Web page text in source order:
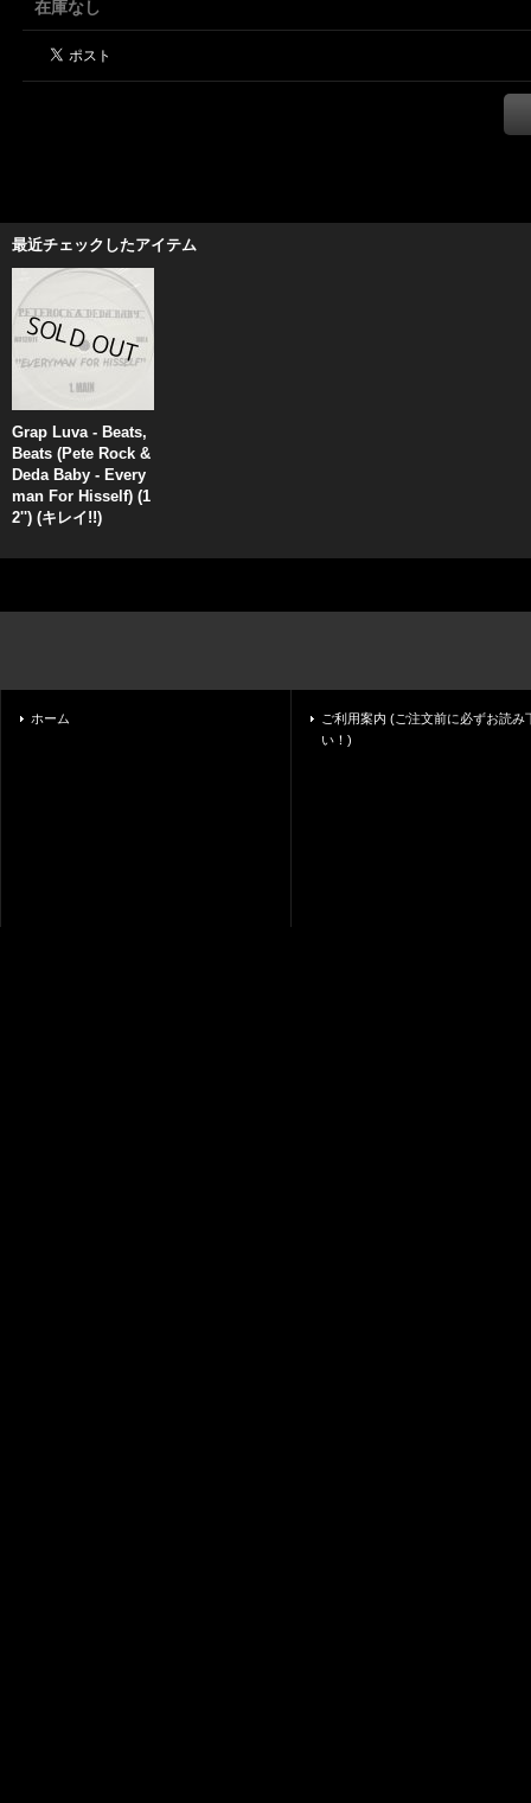
在庫なし
最近チェックしたアイテム
Grap Luva - Beats,
Beats (Pete Rock &
Deda Baby - Every
man For Hisself) (1
2'') (キレイ!!)
ホーム
ご利用案内 (ご注文前に必ずお読み
い！)